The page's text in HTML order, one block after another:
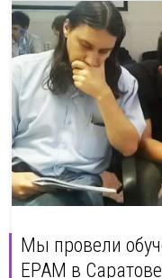
Мы провели
EPAM в Саратове